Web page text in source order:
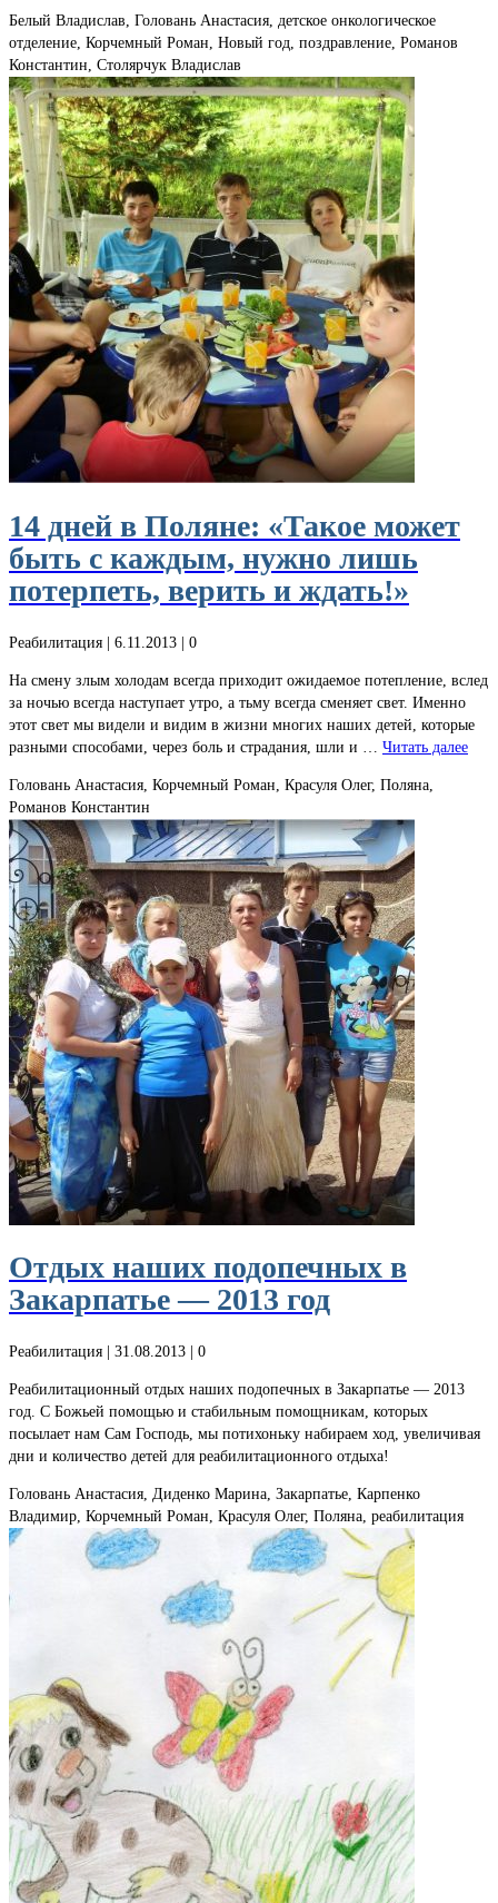
Белый Владислав, Головань Анастасия, детское онкологическое
отделение, Корчемный Роман, Новый год, поздравление, Романов
Константин, Столярчук Владислав
14 дней в Поляне: «Такое может
быть с каждым, нужно лишь
потерпеть, верить и ждать!»
Реабилитация | 6.11.2013 | 0
На смену злым холодам всегда приходит ожидаемое потепление, вслед
за ночью всегда наступает утро, а тьму всегда сменяет свет. Именно
этот свет мы видели и видим в жизни многих наших детей, которые
разными способами, через боль и страдания, шли и … Читать далее
Головань Анастасия, Корчемный Роман, Красуля Олег, Поляна,
Романов Константин
Отдых наших подопечных в
Закарпатье — 2013 год
Реабилитация | 31.08.2013 | 0
Реабилитационный отдых наших подопечных в Закарпатье — 2013
год. С Божьей помощью и стабильным помощникам, которых
посылает нам Сам Господь, мы потихоньку набираем ход, увеличивая
дни и количество детей для реабилитационного отдыха!
Головань Анастасия, Диденко Марина, Закарпатье, Карпенко
Владимир, Корчемный Роман, Красуля Олег, Поляна, реабилитация